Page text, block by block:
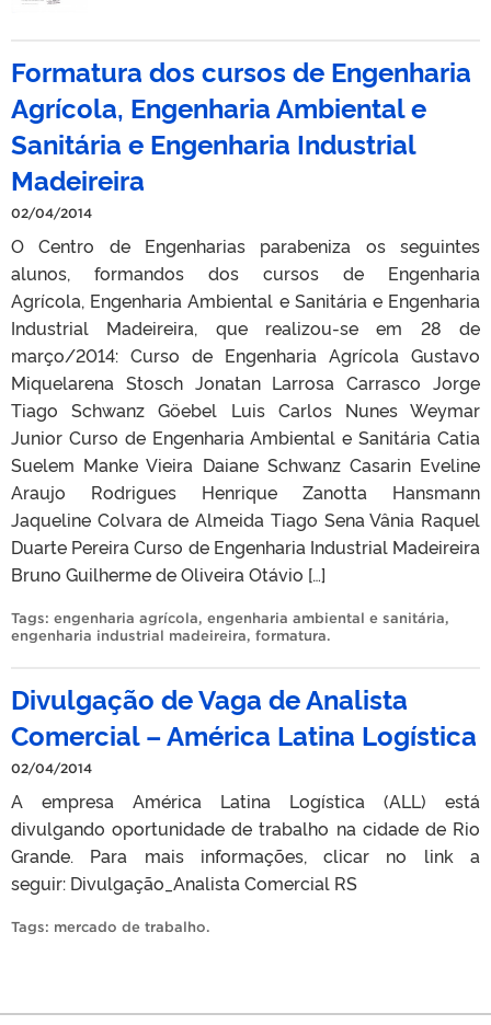
Formatura dos cursos de Engenharia
Agrícola, Engenharia Ambiental e
Sanitária e Engenharia Industrial
Madeireira
02/04/2014
O Centro de Engenharias parabeniza os seguintes
alunos, formandos dos cursos de Engenharia
Agrícola, Engenharia Ambiental e Sanitária e Engenharia
Industrial Madeireira, que realizou-se em 28 de
março/2014: Curso de Engenharia Agrícola Gustavo
Miquelarena Stosch Jonatan Larrosa Carrasco Jorge
Tiago Schwanz Göebel Luis Carlos Nunes Weymar
Junior Curso de Engenharia Ambiental e Sanitária Catia
Suelem Manke Vieira Daiane Schwanz Casarin Eveline
Araujo Rodrigues Henrique Zanotta Hansmann
Jaqueline Colvara de Almeida Tiago Sena Vânia Raquel
Duarte Pereira Curso de Engenharia Industrial Madeireira
Bruno Guilherme de Oliveira Otávio […]
Tags: engenharia agrícola, engenharia ambiental e sanitária,
engenharia industrial madeireira, formatura.
Divulgação de Vaga de Analista
Comercial – América Latina Logística
02/04/2014
A empresa América Latina Logística (ALL) está
divulgando oportunidade de trabalho na cidade de Rio
Grande. Para mais informações, clicar no link a
seguir: Divulgação_Analista Comercial RS
Tags: mercado de trabalho.